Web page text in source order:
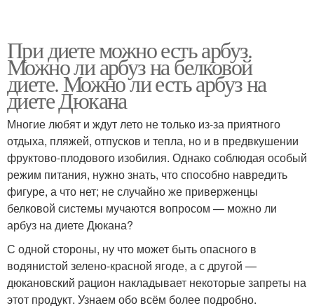
При диете можно есть арбуз.
Можно ли арбуз на белковой
диете. Можно ли есть арбуз на
диете Дюкана
Многие любят и ждут лето не только из-за приятного
отдыха, пляжей, отпусков и тепла, но и в предвкушении
фруктово-плодового изобилия. Однако соблюдая особый
режим питания, нужно знать, что способно навредить
фигуре, а что нет; не случайно же приверженцы
белковой системы мучаются вопросом — можно ли
арбуз на диете Дюкана?
С одной стороны, ну что может быть опасного в
водянистой зелено-красной ягоде, а с другой —
дюкановский рацион накладывает некоторые запреты на
этот продукт. Узнаем обо всём более подробно.